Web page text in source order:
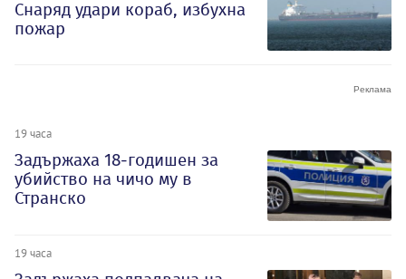
Снаряд удари кораб, избухна
пожар
19 часа
Задържаха 18-годишен за
убийство на чичо му в
Странско
19 часа